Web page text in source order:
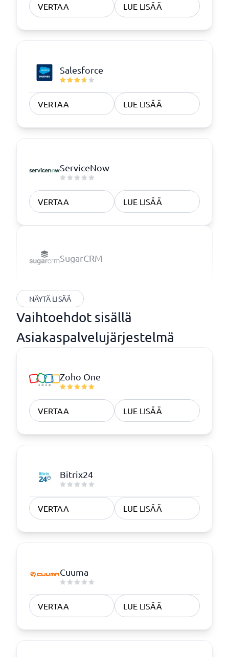
VERTAA LUE LISÄÄ
Salesforce
VERTAA LUE LISÄÄ
ServiceNow
VERTAA LUE LISÄÄ
SugarCRM
NÄYTÄ LISÄÄ
Vaihtoehdot sisällä
Asiakaspalvelujärjestelmä
Zoho One
VERTAA LUE LISÄÄ
Bitrix24
VERTAA LUE LISÄÄ
Cuuma
VERTAA LUE LISÄÄ